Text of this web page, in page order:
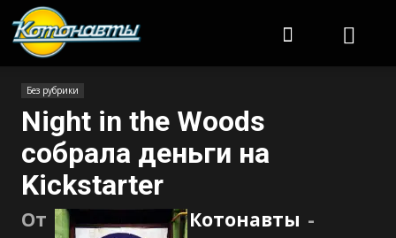
Без рубрики
Night in the Woods
собрала деньги на
Kickstarter
От Котонавты -